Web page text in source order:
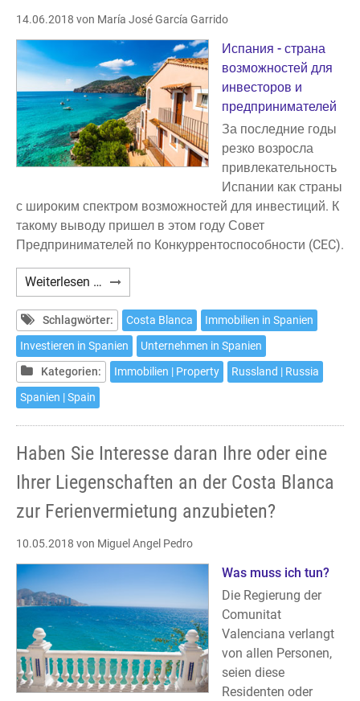
14.06.2018 von María José García Garrido
Испания - страна
возможностей для
инвесторов и
предпринимателей
За последние годы
резко возросла
привлекательность
Испании как страны
с широким спектром возможностей для инвестиций. К
такому выводу пришел в этом году Совет
Предпринимателей по Конкуррентоспособности (CEC).
Weiterlesen … ИНВЕСТИЦИИ
НА
КОСТА
БЛАНКЕ
Schlagwörter: Costa Blanca
Immobilien in Spanien
Investieren in Spanien
Unternehmen in Spanien
Kategorien:
Immobilien | Property
Russland | Russia
Spanien | Spain
Haben Sie Interesse daran Ihre oder eine
Ihrer Liegenschaften an der Costa Blanca
zur Ferienvermietung anzubieten?
10.05.2018 von Miguel Angel Pedro
Was muss ich tun?
Die Regierung der
Comunitat
Valenciana verlangt
von allen Personen,
seien diese
Residenten oder